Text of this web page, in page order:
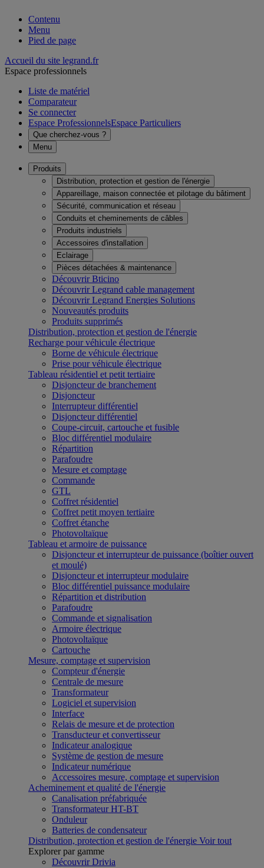
Contenu
Menu
Pied de page
Accueil du site legrand.fr
Espace professionnels
Liste de matériel
Comparateur
Se connecter
Espace ProfessionnelsEspace Particuliers
Que cherchez-vous ?
Menu
Produits
Distribution, protection et gestion de l'énergie
Appareillage, maison connectée et pilotage du bâtiment
Sécurité, communication et réseau
Conduits et cheminements de câbles
Produits industriels
Accessoires d'installation
Eclairage
Pièces détachées & maintenance
Découvrir Bticino
Découvrir Legrand cable management
Découvrir Legrand Energies Solutions
Nouveautés produits
Produits supprimés
Distribution, protection et gestion de l'énergie
Recharge pour véhicule électrique
Borne de véhicule électrique
Prise pour véhicule électrique
Tableau résidentiel et petit tertiaire
Disjoncteur de branchement
Disjoncteur
Interrupteur différentiel
Disjoncteur différentiel
Coupe-circuit, cartouche et fusible
Bloc différentiel modulaire
Répartition
Parafoudre
Mesure et comptage
Commande
GTL
Coffret résidentiel
Coffret petit moyen tertiaire
Coffret étanche
Photovoltaïque
Tableau et armoire de puissance
Disjoncteur et interrupteur de puissance (boîtier ouvert
et moulé)
Disjoncteur et interrupteur modulaire
Bloc différentiel puissance modulaire
Répartition et distribution
Parafoudre
Commande et signalisation
Armoire électrique
Photovoltaïque
Cartouche
Mesure, comptage et supervision
Compteur d'énergie
Centrale de mesure
Transformateur
Logiciel et supervision
Interface
Relais de mesure et de protection
Transducteur et convertisseur
Indicateur analogique
Système de gestion de mesure
Indicateur numérique
Accessoires mesure, comptage et supervision
Acheminement et qualité de l'énergie
Canalisation préfabriquée
Transformateur HT-BT
Onduleur
Batteries de condensateur
Distribution, protection et gestion de l'énergie Voir tout
Explorer par gamme
Découvrir Drivia